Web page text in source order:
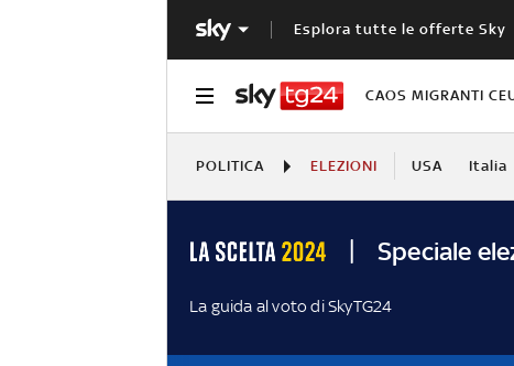
Esplora tutte le offerte Sky
CAOS MIGRANTI
POLITICA ELEZIONI USA Italia
Speciale
La guida al voto di SkyTG24